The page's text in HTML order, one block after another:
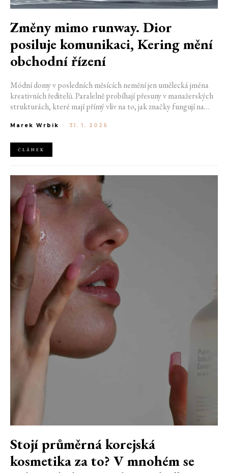
Změny mimo runway. Dior
posiluje komunikaci, Kering mění
obchodní řízení
Módní domy v posledních měsících nemění jen umělecká jména
kreativních ředitelů. Paralelně probíhají přesuny v manažerských
strukturách, které mají přímý vliv na to, jak značky fungují na
rozšiřuje vedení o novou obchodní pozici. Luxus se přeskupuje i
Marek Wrbik - 31. 1. 2026
ČLÁNEK
Stojí průměrná korejská
kosmetika za to? V mnohém se